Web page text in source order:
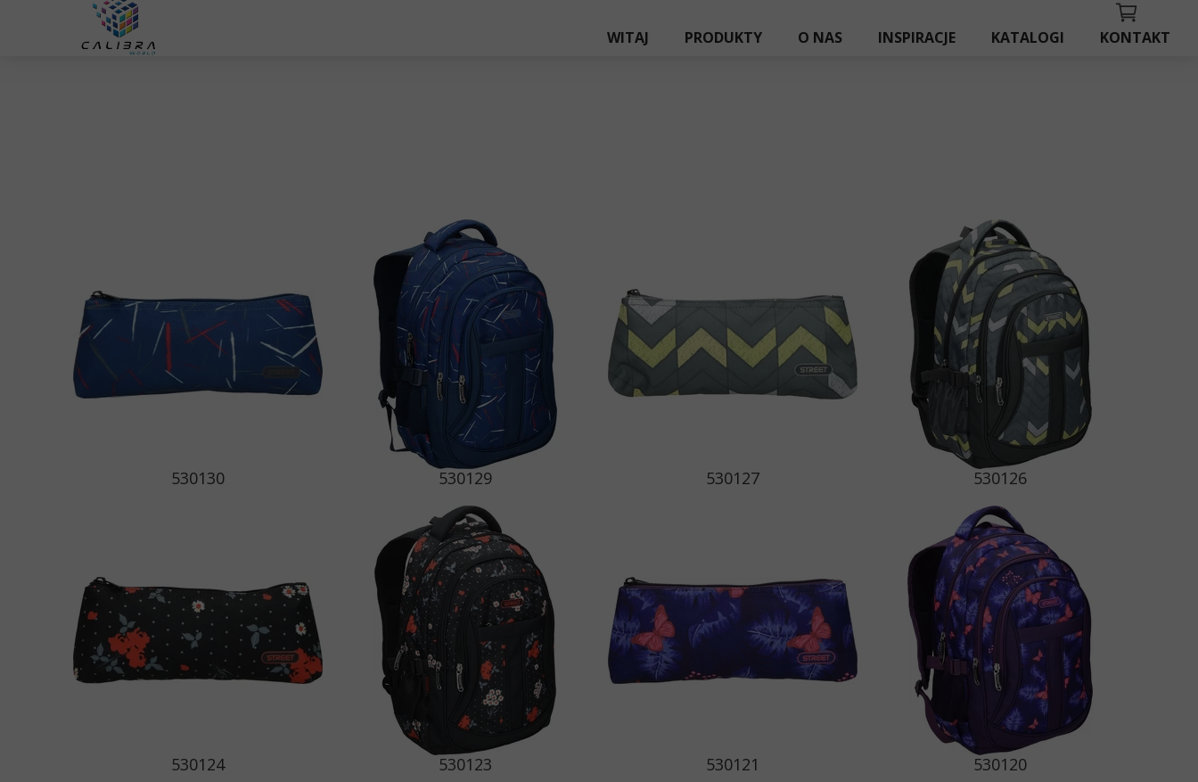
530130 530129 530127 530126
530124 530123 530121 530120
WITAJ PRODUKTY O NAS INSPIRACJE KATALOGI KONTAKT